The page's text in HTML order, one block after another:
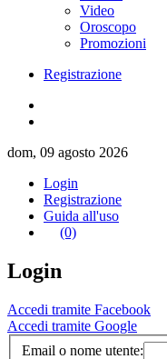
Video
Oroscopo
Promozioni
Registrazione
dom, 09 agosto 2026
Login
Registrazione
Guida all'uso
(0)
Login
Accedi tramite Facebook
Accedi tramite Google
Email o nome utente: